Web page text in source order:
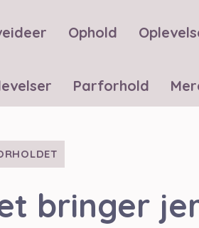
Ophold
Parforhold
bringer